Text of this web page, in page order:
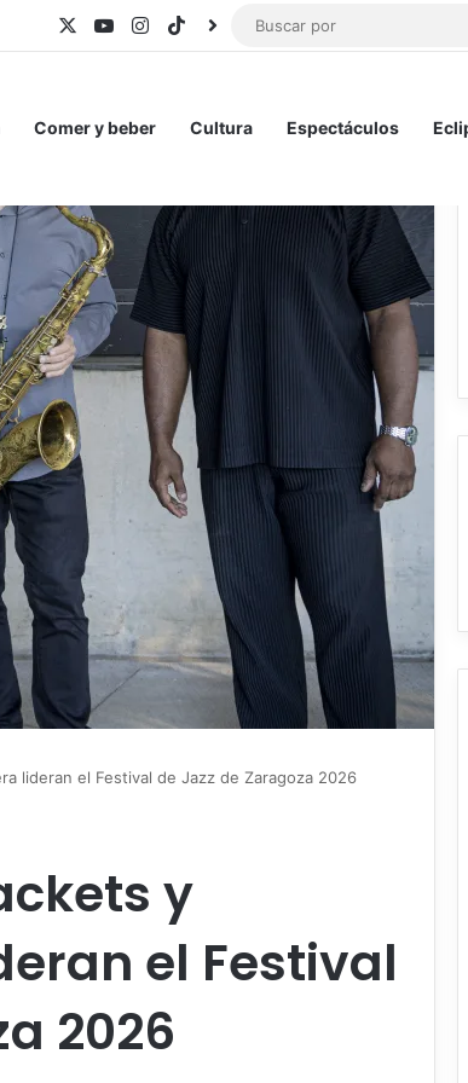
YouTubeInstagram
TikTokBlueSky
Comer y beber Cultura Espectáculos
lideran el Festival de Jazz de Zaragoza 2026
y
el Festival
2026